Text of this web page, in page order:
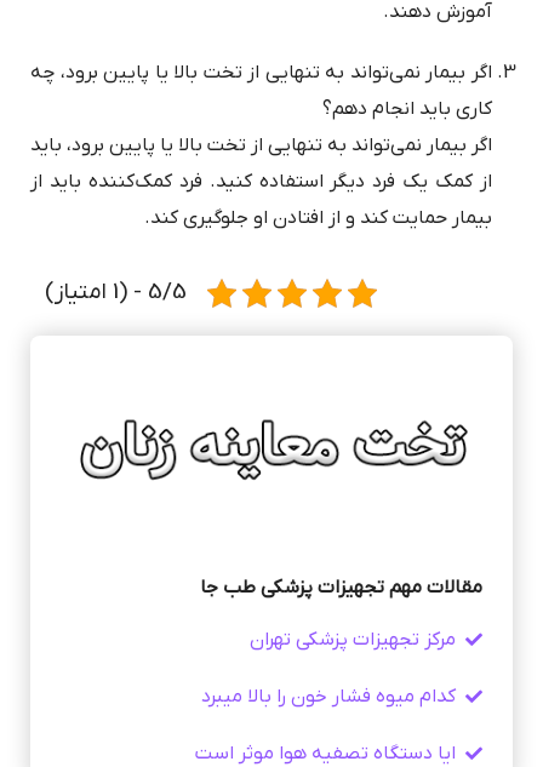
آموزش دهند.
اگر بیمار نمی‌تواند به تنهایی از تخت بالا یا پایین برود، چه
کاری باید انجام دهم؟
اگر بیمار نمی‌تواند به تنهایی از تخت بالا یا پایین برود، باید
از کمک یک فرد دیگر استفاده کنید. فرد کمک‌کننده باید از
بیمار حمایت کند و از افتادن او جلوگیری کند.
5/5 - (1 امتیاز)
مقالات مهم تجهیزات پزشکی طب جا
مرکز تجهیزات پزشکی تهران
کدام میوه فشار خون را بالا میبرد
ایا دستگاه تصفیه هوا موثر است